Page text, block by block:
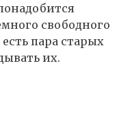
свободного
пара старых
их.